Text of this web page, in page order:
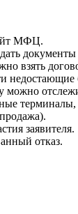
МФЦ.
взять
недостающие
заявителя.
отказ.